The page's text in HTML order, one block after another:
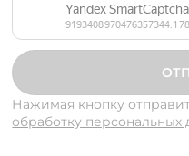
Нажимая кнопку
обработку персональных